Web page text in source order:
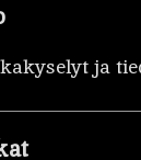
ja